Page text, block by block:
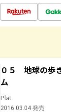
０５ 地球の
ム
Plat
2016.03.04 発売